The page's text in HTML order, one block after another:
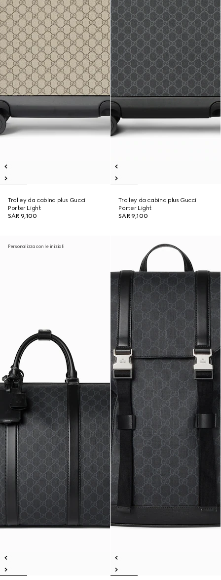
Trolley da cabina plus Gucci
Porter Light
SAR 9,100
Trolley da cabina plus Gucci
Porter Light
SAR 9,100
Personalizza con le iniziali